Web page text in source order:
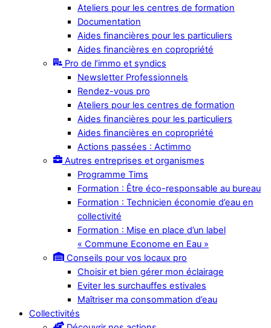
Ateliers pour les centres de formation
Documentation
Aides financières pour les particuliers
Aides financières en copropriété
Pro de l’immo et syndics
Newsletter Professionnels
Rendez-vous pro
Ateliers pour les centres de formation
Aides financières pour les particuliers
Aides financières en copropriété
Actions passées : Actimmo
Autres entreprises et organismes
Programme Tims
Formation : Être éco-responsable au bureau
Formation : Technicien économie d’eau en
collectivité
Formation : Mise en place d’un label
« Commune Econome en Eau »
Conseils pour vos locaux pro
Choisir et bien gérer mon éclairage
Eviter les surchauffes estivales
Maîtriser ma consommation d’eau
Collectivités